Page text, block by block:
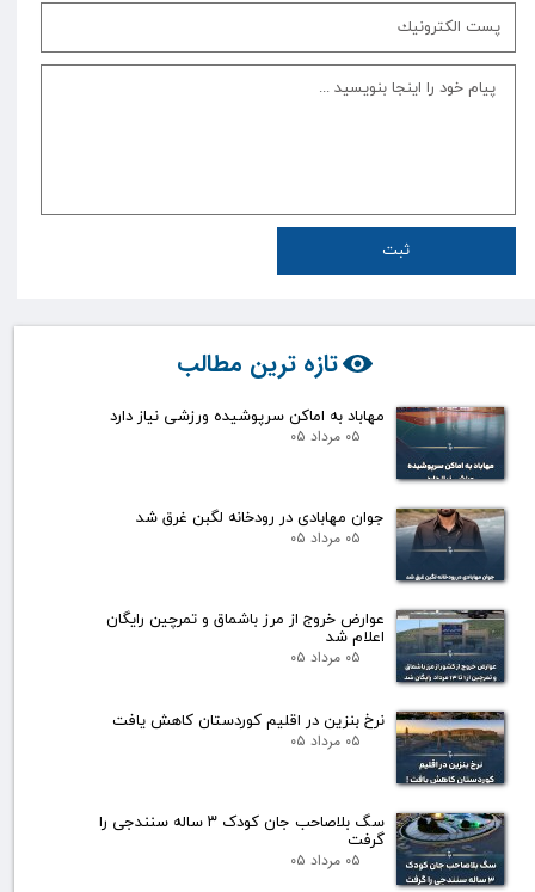
تازه ترین مطالب
مهاباد به اماکن سرپوشیده ورزشی نیاز دارد
۰۵ مرداد ۰۵
جوان مهابادی در رودخانه لگبن غرق شد
۰۵ مرداد ۰۵
عوارض خروج از مرز باشماق و تمرچین رایگان
اعلام شد
۰۵ مرداد ۰۵
نرخ بنزین در اقلیم کوردستان کاهش یافت
۰۵ مرداد ۰۵
سگ بلاصاحب جان کودک ۳ ساله سنندجی را
گرفت
۰۵ مرداد ۰۵
ثبت